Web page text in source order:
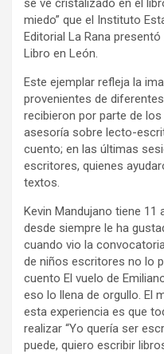
se ve cristalizado en el
miedo” que el Instituto
Editorial La Rana
Libro en León.
Este ejemplar refleja la
provenientes de
recibieron por parte de
asesoría sobre lecto-
cuento; en las últimas
escritores, quienes
textos.
Kevin Mandujano tiene
desde siempre le ha
cuando vio la
de niños escritores no lo
cuento El vuelo de
eso lo llena de orgullo. El
esta experiencia es que
realizar “Yo quería ser
puede, quiero escribir